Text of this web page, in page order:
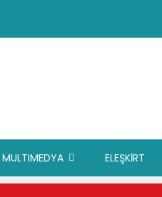
MULTIMEDYA ELEŞKİRT